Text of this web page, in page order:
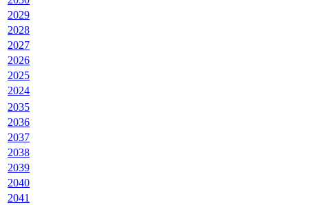
2029
2028
2027
2026
2025
2024
2035
2036
2037
2038
2039
2040
2041